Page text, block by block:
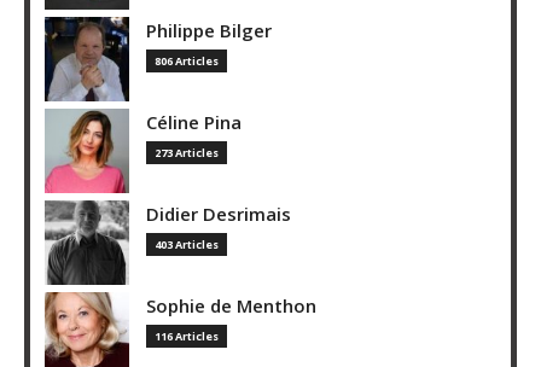
Philippe Bilger
806 Articles
Céline Pina
273 Articles
Didier Desrimais
403 Articles
Sophie de Menthon
116 Articles